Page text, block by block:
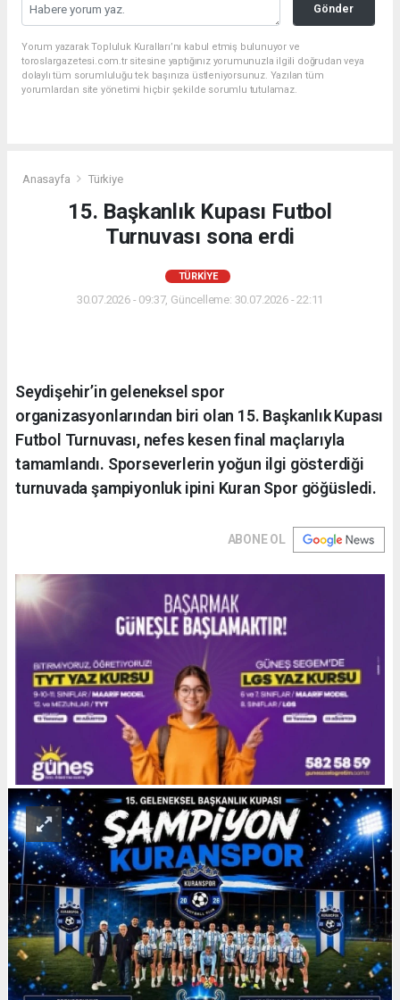
Gönder
Yorum yazarak Topluluk Kuralları’nı kabul etmiş bulunuyor ve
toroslargazetesi.com.tr sitesine yaptığınız yorumunuzla ilgili doğrudan veya
dolaylı tüm sorumluluğu tek başınıza üstleniyorsunuz. Yazılan tüm
yorumlardan site yönetimi hiçbir şekilde sorumlu tutulamaz.
Anasayfa Türkiye
15. Başkanlık Kupası Futbol
Turnuvası sona erdi
TÜRKIYE
30.07.2026 - 09:37, Güncelleme: 30.07.2026 - 22:11
Seydişehir’in geleneksel spor
organizasyonlarından biri olan 15. Başkanlık Kupası
Futbol Turnuvası, nefes kesen final maçlarıyla
tamamlandı. Sporseverlerin yoğun ilgi gösterdiği
turnuvada şampiyonluk ipini Kuran Spor göğüsledi.
ABONE OL